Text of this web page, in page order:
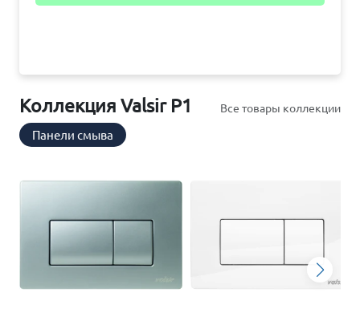
Коллекция Valsir P1 Все товары коллекции
Панели смыва